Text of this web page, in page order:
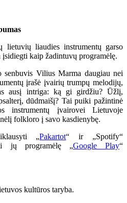
lietuvių liaudies instrumentų garso
kaip žadintuvų programėlę.
senbuvis Vilius Marma daugiau nei
įrašė įvairių trumpų melodijų,
ausį intriga: ką gi girdžiu? Ūžlį,
dūdmaišį? Tai puiki pažintinė
instrumentų įvairovei Lietuvoje
folkloro į savo kasdienybę.
„Pakartot“ ir „Spotify“
jų programėlę „Google Play“
kultūros taryba.